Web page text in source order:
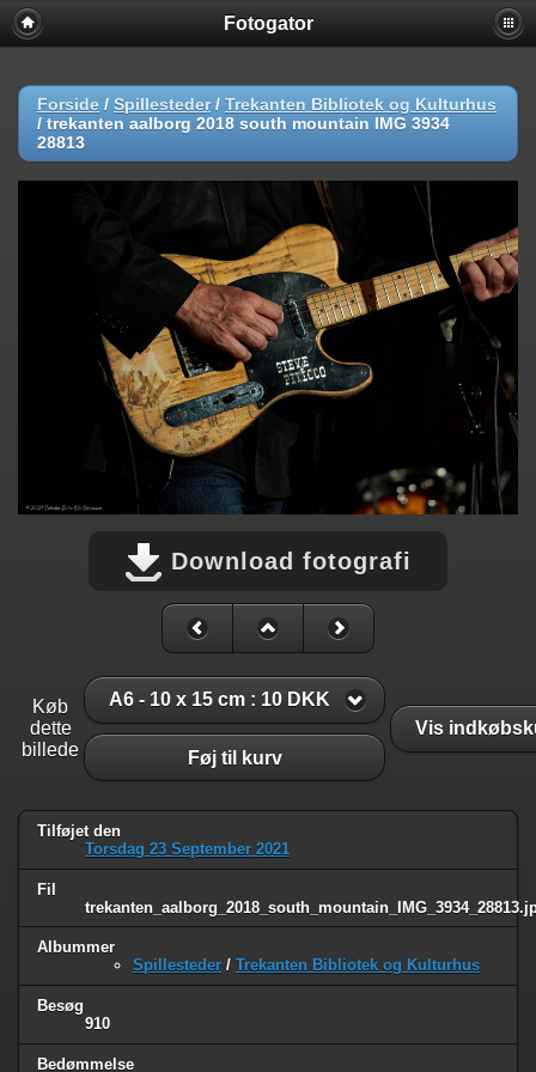
Fotogator
Forside / Spillesteder/ Trekanten Bibliotek og Kulturhus
/ trekanten aalborg 2018 south mountain IMG 3934
28813
Download fotografi
Køb
dette
billede
A6 - 10 x 15 cm : 10 DKK
Føj til kurv
Vis
Tilføjet den
Torsdag 23 September 2021
Fil
Albummer
Spillesteder / Trekanten Bibliotek og Kulturhus
Besøg
910
Bedømmelse